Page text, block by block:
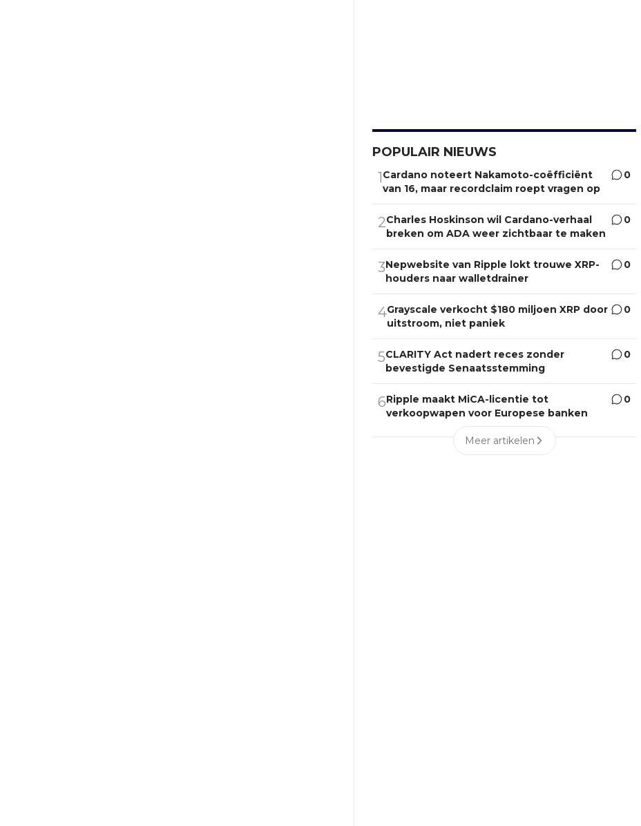
POPULAIR NIEUWS
1Cardano noteert Nakamoto-coëfficiënt
van 16, maar recordclaim roept vragen op
0
2Charles Hoskinson wil Cardano-verhaal
breken om ADA weer zichtbaar te maken
0
3Nepwebsite van Ripple lokt trouwe XRP-
houders naar walletdrainer
0
4Grayscale verkocht $180 miljoen XRP door
uitstroom, niet paniek
0
5CLARITY Act nadert reces zonder
bevestigde Senaatsstemming
0
6Ripple maakt MiCA-licentie tot
verkoopwapen voor Europese banken
0
Meer artikelen